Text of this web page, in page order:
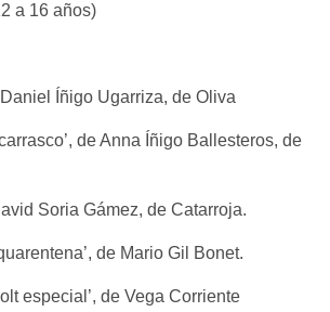
a 16 años)
Daniel Íñigo Ugarriza, de Oliva
de Anna Íñigo Ballesteros, de
Soria Gámez, de Catarroja.
de Mario Gil Bonet.
especial’, de Vega Corriente